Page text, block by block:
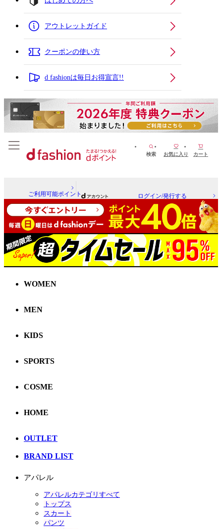
アウトレットガイド
クーポンの使い方
d fashionは毎日お得宣言!!
検索 お気に入り カート
ご利用可能ポイント ログイン/発行する
WOMEN
MEN
KIDS
SPORTS
COSME
HOME
OUTLET
BRAND LIST
アパレル
アパレルカテゴリすべて
トップス
スカート
パンツ